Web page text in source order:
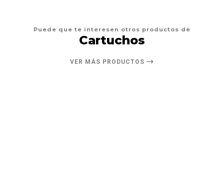
Puede que te interesen otros productos de
Cartuchos
VER MÁS PRODUCTOS